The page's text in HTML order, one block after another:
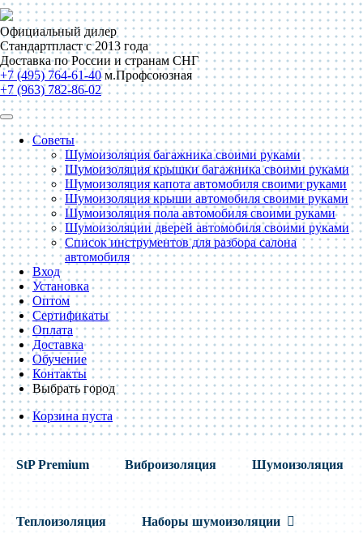
Официальный дилер
Стандартпласт с 2013 года
Доставка по России и странам СНГ
+7 (495) 764-61-40 м.Профсоюзная
+7 (963) 782-86-02
Советы
Шумоизоляция багажника своими руками
Шумоизоляция крышки багажника своими руками
Шумоизоляция капота автомобиля своими руками
Шумоизоляция крыши автомобиля своими руками
Шумоизоляция пола автомобиля своими руками
Шумоизоляции дверей автомобиля своими руками
Список инструментов для разбора салона
автомобиля
Вход
Установка
Оптом
Сертификаты
Оплата
Доставка
Обучение
Контакты
Выбрать город
Корзина пуста
StP Premium Виброизоляция Шумоизоляция
Теплоизоляция Наборы шумоизоляции